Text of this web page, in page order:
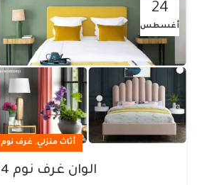
24
أغسطس
أثاث منزلي, غرف نوم
الوان غرف نوم 2024